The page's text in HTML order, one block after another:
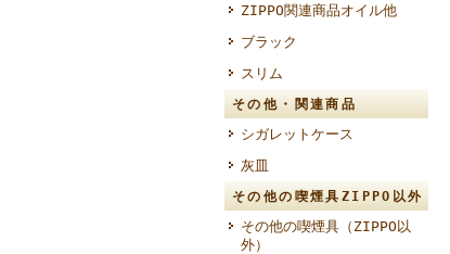
ZIPPO関連商品オイル他
ブラック
スリム
その他・関連商品
シガレットケース
灰皿
その他の喫煙具ZIPPO以外
その他の喫煙具（ZIPPO以
外）